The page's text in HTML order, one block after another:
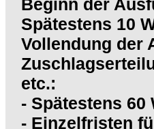
Beginn der
Spätestens 10
Vollendung der
etc.:
- Spätestens
- Einzelfristen